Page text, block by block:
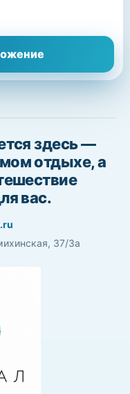
здесь —
отдыхе, а
вас.
37/3а